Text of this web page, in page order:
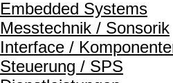
Embedded Systems
Messtechnik / Sonsorik
Interface /
Steuerung / SPS